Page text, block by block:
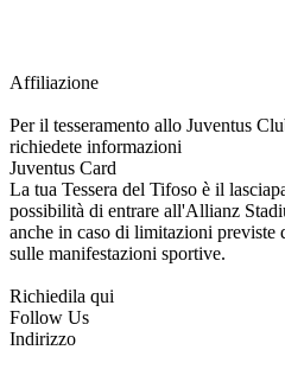
Affiliazione
Per il tesseramento allo Juventus
richiedete informazioni
Juventus Card
La tua Tessera del Tifoso è il
possibilità di entrare all'Allianz
anche in caso di limitazioni previste
sulle manifestazioni sportive.
Richiedila qui
Follow Us
Indirizzo